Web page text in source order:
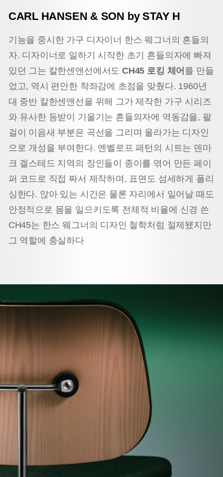
CARL HANSEN & SON by STAY H
기능을 중시한 가구 디자이너 한스 웨그너의 흔들의
자. 디자이너로 일하기 시작한 초기 흔들의자에 빠져
있던 그는 칼한센앤선에서도CH45 로킹 체어 를 만들
었고, 역시 편안한 착좌감에 초점을 맞췄다. 1960년
대 중반 칼한센앤선을 위해 그가 제작한 가구 시리즈
와 유사한 등받이 기울기는 흔들의자에 역동감을, 팔
걸이 이음새 부분은 곡선을 그리며 올라가는 디자인
으로 개성을 부여한다. 엔벨로프 패턴의 시트는 덴마
크 겔스테드 지역의 장인들이 종이를 엮어 만든 페이
퍼 코드로 직접 짜서 제작하며, 표면도 섬세하게 폴리
싱한다. 앉아 있는 시간은 물론 자리에서 일어날 때도
안정적으로 몸을 일으키도록 전체적 비율에 신경 쓴
CH45는 한스 웨그너의 디자인 철학처럼 절제됐지만
그 역할에 충실하다